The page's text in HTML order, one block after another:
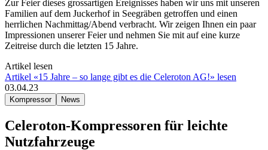
Zur Feier dieses grossartigen Ereignisses haben wir uns mit unseren
Familien auf dem Juckerhof in Seegräben getroffen und einen
herrlichen Nachmittag/Abend verbracht. Wir zeigen Ihnen ein paar
Impressionen unserer Feier und nehmen Sie mit auf eine kurze
Zeitreise durch die letzten 15 Jahre.
Artikel lesen
Artikel «15 Jahre – so lange gibt es die Celeroton AG!» lesen
03.04.23
Kompressor News
Celeroton-Kompressoren für leichte
Nutzfahrzeuge